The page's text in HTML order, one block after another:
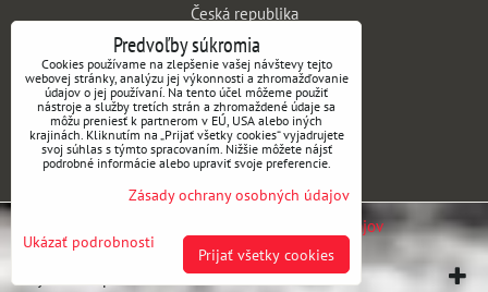
Česká republika
INFORMÁCIE
Obchodné podmienky
Vrátenie tovaru a reklamácie
Doprava a platba
Kontakt
Zásady ochrany osobných údajov
BiznisWeb.sk
Predvoľby súkromia
Cookies používame na zlepšenie vašej návštevy tejto
webovej stránky, analýzu jej výkonnosti a zhromažďovanie
údajov o jej používaní. Na tento účel môžeme použiť
nástroje a služby tretích strán a zhromaždené údaje sa
môžu preniesť k partnerom v EÚ, USA alebo iných
krajinách. Kliknutím na „Prijať všetky cookies“ vyjadrujete
svoj súhlas s týmto spracovaním. Nižšie môžete nájsť
podrobné informácie alebo upraviť svoje preferencie.
Zásady ochrany osobných údajov
Ukázať podrobnosti
Prijať všetky cookies